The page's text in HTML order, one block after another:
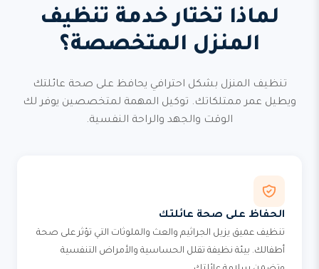
لماذا تختار خدمة تنظيف
المنزل المتخصصة؟
تنظيف المنزل بشكل احترافي يحافظ على صحة عائلتك
ويطيل عمر ممتلكاتك. توكيل المهمة لمتخصصين يوفر لك
الوقت والجهد والراحة النفسية.
الحفاظ على صحة عائلتك
تنظيف عميق يزيل الجراثيم والعث والملوثات التي تؤثر على صحة
أطفالك. بيئة نظيفة تقلل الحساسية والأمراض التنفسية